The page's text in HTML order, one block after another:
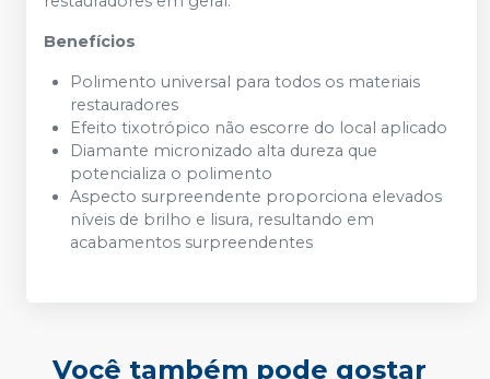
Benefícios
Polimento universal para todos os materiais
restauradores
Efeito tixotrópico não escorre do local aplicado
Diamante micronizado alta dureza que
potencializa o polimento
Aspecto surpreendente proporciona elevados
níveis de brilho e lisura, resultando em
acabamentos surpreendentes
Você também pode gostar